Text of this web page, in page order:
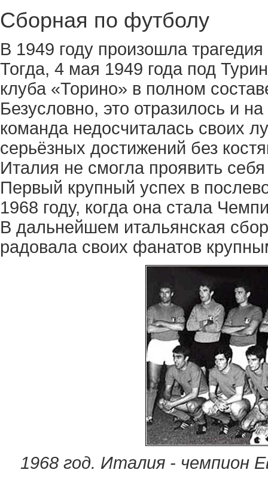
Сборная по футболу
В 1949 году произошла
Тогда, 4 мая 1949 года под
клуба «Торино» в полном
Безусловно, это отразилось и
команда недосчиталась своих
серьёзных достижений без
Италия не смогла проявить
Первый крупный успех в
1968 году, когда она стала
В дальнейшем итальянская
радовала своих фанатов
1968 год. Италия - чемпион